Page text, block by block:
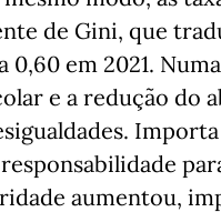
de Gini, que
0,60 em 2021.
e a redução do
aumentou,